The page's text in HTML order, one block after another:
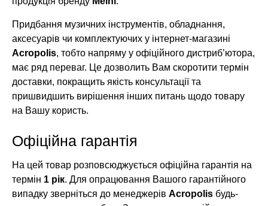
Придбання музичних інструментів, обладнання,
аксесуарів чи комплектуючих у інтернет-магазині
Acropolis, тобто напряму у офіційного дистриб’ютора,
має ряд переваг. Це дозволить Вам скоротити термін
доставки, покращить якість консультації та
пришвидшить вирішення інших питань щодо товару
на Вашу користь.
Офіційна гарантія
На цей товар розповсюджується офіційна гарантія на
термін 1 рік. Для опрацювання Вашого гарантійного
випадку зверніться до менеджерів Acropolis будь-